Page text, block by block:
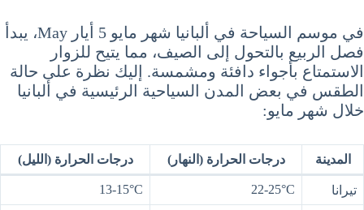
في موسم السياحة في ألبانيا شهر مايو 5 أيار May، يبدأ
فصل الربيع بالتحول إلى الصيف، مما يتيح للزوار
الاستمتاع بأجواء دافئة ومشمسة. إليك نظرة على حالة
الطقس في بعض المدن السياحية الرئيسية في ألبانيا
خلال شهر مايو:
المدينة درجات الحرارة (النهار) درجات الحرارة (الليل)
تيرانا 22-25°C
13-15°C